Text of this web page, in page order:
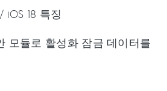
iOS 18 특징
모듈로 활성화 잠금 데이터를